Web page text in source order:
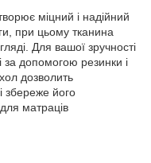
міцний і надійний
при цьому тканина
Для вашої зручності
за допомогою резинки і
дозволить
збереже його
матраців